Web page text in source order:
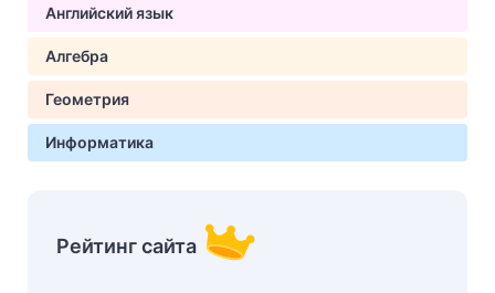
Английский язык
Алгебра
Геометрия
Информатика
Рейтинг сайта